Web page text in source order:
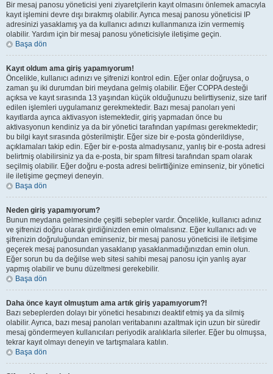
Bir mesaj panosu yöneticisi yeni ziyaretçilerin kayıt olmasını önlemek amacıyla
kayıt işlemini devre dışı bırakmış olabilir. Ayrıca mesaj panosu yöneticisi IP
adresinizi yasaklamış ya da kullanıcı adınızı kullanmanıza izin vermemiş
olabilir. Yardım için bir mesaj panosu yöneticisiyle iletişime geçin.
Başa dön
Kayıt oldum ama giriş yapamıyorum!
Öncelikle, kullanıcı adınızı ve şifrenizi kontrol edin. Eğer onlar doğruysa, o
zaman şu iki durumdan biri meydana gelmiş olabilir. Eğer COPPA desteği
açıksa ve kayıt sırasında 13 yaşından küçük olduğunuzu belirttiyseniz, size tarif
edilen işlemleri uygulamanız gerekmektedir. Bazı mesaj panoları yeni
kayıtlarda ayrıca aktivasyon istemektedir, giriş yapmadan önce bu
aktivasyonun kendiniz ya da bir yönetici tarafından yapılması gerekmektedir;
bu bilgi kayıt sırasında gösterilmiştir. Eğer size bir e-posta gönderildiyse,
açıklamaları takip edin. Eğer bir e-posta almadıysanız, yanlış bir e-posta adresi
belirtmiş olabilirsiniz ya da e-posta, bir spam filtresi tarafından spam olarak
seçilmiş olabilir. Eğer doğru e-posta adresi belirttiğinize eminseniz, bir yönetici
ile iletişime geçmeyi deneyin.
Başa dön
Neden giriş yapamıyorum?
Bunun meydana gelmesinde çeşitli sebepler vardır. Öncelikle, kullanıcı adınız
ve şifrenizi doğru olarak girdiğinizden emin olmalısınız. Eğer kullanıcı adı ve
şifrenizin doğruluğundan eminseniz, bir mesaj panosu yöneticisi ile iletişime
geçerek mesaj panosundan yasaklanıp yasaklanmadığınızdan emin olun.
Eğer sorun bu da değilse web sitesi sahibi mesaj panosu için yanlış ayar
yapmış olabilir ve bunu düzeltmesi gerekebilir.
Başa dön
Daha önce kayıt olmuştum ama artık giriş yapamıyorum?!
Bazı sebeplerden dolayı bir yönetici hesabınızı deaktif etmiş ya da silmiş
olabilir. Ayrıca, bazı mesaj panoları veritabanını azaltmak için uzun bir süredir
mesaj göndermeyen kullanıcıları periyodik aralıklarla silerler. Eğer bu olmuşsa,
tekrar kayıt olmayı deneyin ve tartışmalara katılın.
Başa dön